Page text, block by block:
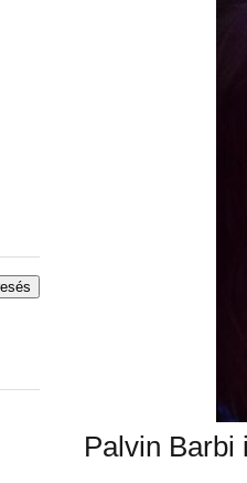
Palvin Barbi